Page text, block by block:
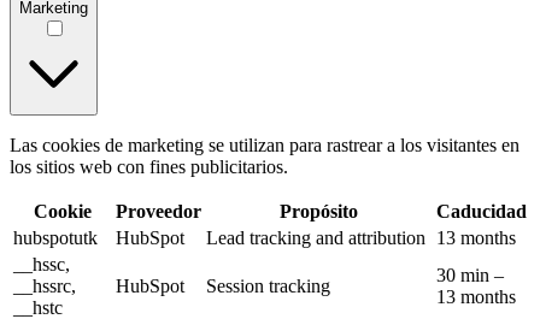
Marketing
Las cookies de marketing se utilizan para rastrear a los visitantes en
los sitios web con fines publicitarios.
Cookie Proveedor Propósito
Caducidad
hubspotutk
HubSpot Lead tracking and attribution
13 months
__hssc,
__hssrc,
__hstc
HubSpot Session tracking
30 min –
13 months